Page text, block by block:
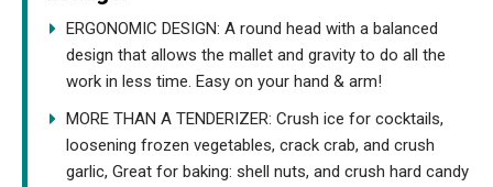
ERGONOMIC DESIGN: A round head with a balanced
design that allows the mallet and gravity to do all the
work in less time. Easy on your hand & arm!
MORE THAN A TENDERIZER: Crush ice for cocktails,
loosening frozen vegetables, crack crab, and crush
garlic, Great for baking: shell nuts, and crush hard candy